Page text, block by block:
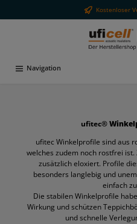
Kostenloser
Navigation
ufitec®
ufitec Winkelprofile sind aus
welches zudem noch rostfrei
zusätzlich eloxiert. Profile
besonders langlebig und
einfach
Die stabilen Winkelprofile
Wirkung und schützen
und schnelle